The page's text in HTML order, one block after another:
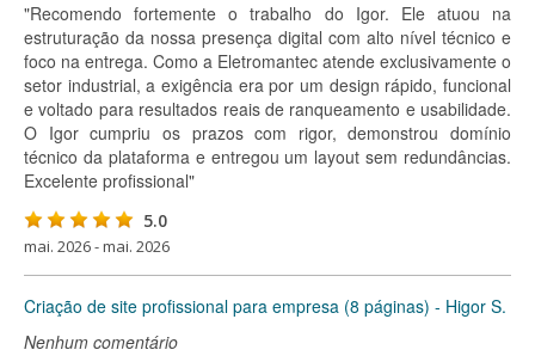
"Recomendo fortemente o trabalho do Igor. Ele atuou na
estruturação da nossa presença digital com alto nível técnico e
foco na entrega. Como a Eletromantec atende exclusivamente o
setor industrial, a exigência era por um design rápido, funcional
e voltado para resultados reais de ranqueamento e usabilidade.
O Igor cumpriu os prazos com rigor, demonstrou domínio
técnico da plataforma e entregou um layout sem redundâncias.
Excelente profissional"
5.0
mai. 2026 - mai. 2026
Criação de site profissional para empresa (8 páginas) - Higor S.
Nenhum comentário